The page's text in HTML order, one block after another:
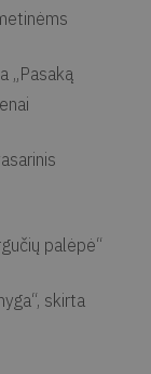
„Pasaką
palėpė“
skirta